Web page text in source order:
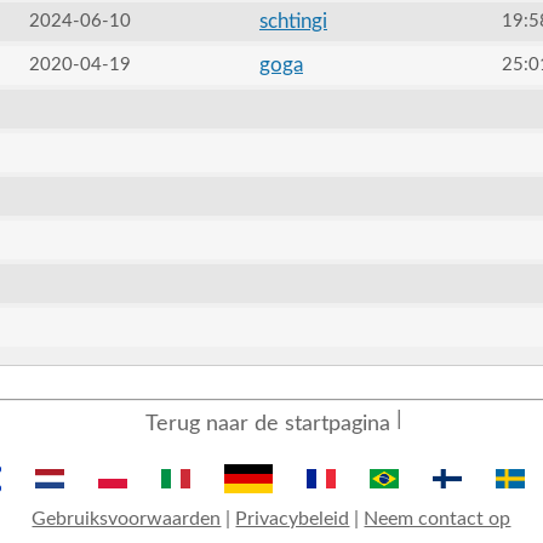
2024-06-10 schtingi
2020-04-19 goga
Terug naar de startpagina
Gebruiksvoorwaarden Privacybeleid Neem contact op